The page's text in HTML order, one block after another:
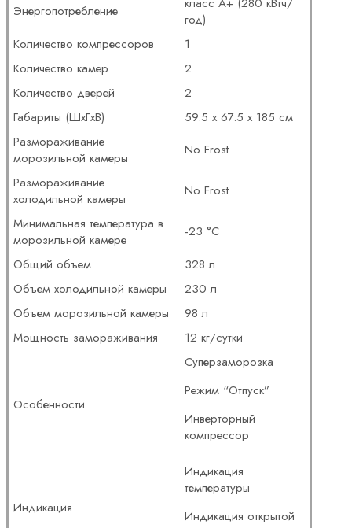
Энергопотребление
класс A+ (280 кВтч/
год)
Количество компрессоров
1
Количество камер
2
Количество дверей
2
Габариты (ШxГxВ)
59.5 x 67.5 x 185 см
Размораживание
морозильной камеры
No Frost
Размораживание
холодильной камеры
No Frost
Минимальная температура в
морозильной камере
-23 °C
Общий объем
328 л
Объем холодильной камеры
230 л
Объем морозильной камеры
98 л
Мощность замораживания
12 кг/сутки
Особенности
Суперзаморозка
Режим “Отпуск”
Инверторный
компрессор
Индикация
Индикация
температуры
Индикация открытой